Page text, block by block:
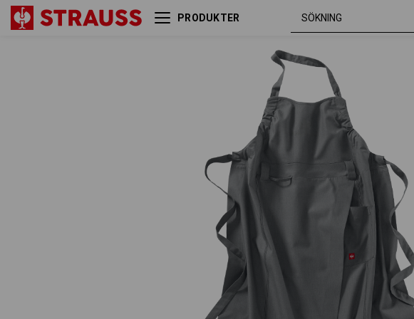
PRODUKTER
Bröstlappsförkläde
XS/S